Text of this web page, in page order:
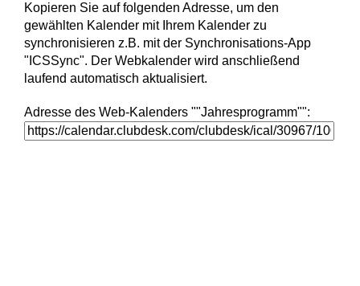
Kopieren Sie auf folgenden Adresse, um den
gewählten Kalender mit Ihrem Kalender zu
synchronisieren z.B. mit der Synchronisations-App
"ICSSync". Der Webkalender wird anschließend
laufend automatisch aktualisiert.
Adresse des Web-Kalenders ""Jahresprogramm"":